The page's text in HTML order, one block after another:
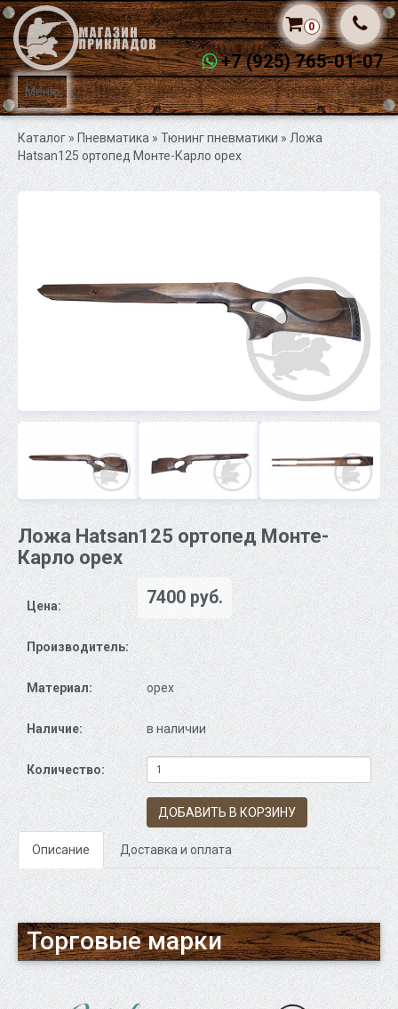
Меню
+7 (925) 765-01-07
0
Каталог» Пневматика »Тюнинг пневматики» Ложа
Hatsan125 ортопед Монте-Карло орех
Ложа Hatsan125 ортопед Монте-
Карло орех
Цена: 7400 руб.
Производитель:
Материал: орех
Наличие: в наличии
Количество:
ДОБАВИТЬ В КОРЗИНУ
Описание Доставка и оплата
Торговые марки